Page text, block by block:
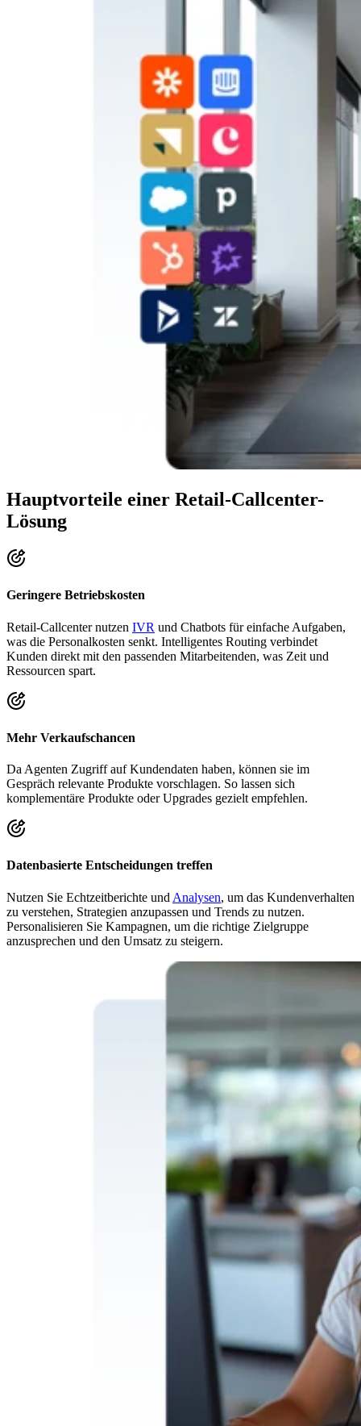
Hauptvorteile einer Retail-Callcenter-
Lösung
Geringere Betriebskosten
Retail-Callcenter nutzen IVR und Chatbots für einfache Aufgaben,
was die Personalkosten senkt. Intelligentes Routing verbindet
Kunden direkt mit den passenden Mitarbeitenden, was Zeit und
Ressourcen spart.
Mehr Verkaufschancen
Da Agenten Zugriff auf Kundendaten haben, können sie im
Gespräch relevante Produkte vorschlagen. So lassen sich
komplementäre Produkte oder Upgrades gezielt empfehlen.
Datenbasierte Entscheidungen treffen
Nutzen Sie Echtzeitberichte und Analysen, um das Kundenverhalten
zu verstehen, Strategien anzupassen und Trends zu nutzen.
Personalisieren Sie Kampagnen, um die richtige Zielgruppe
anzusprechen und den Umsatz zu steigern.